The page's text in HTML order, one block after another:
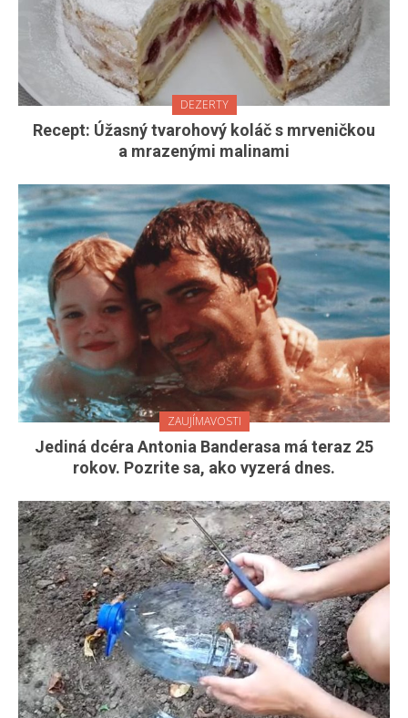
DEZERTY
Recept: Úžasný tvarohový koláč s mrveničkou
a mrazenými malinami
ZAUJÍMAVOSTI
Jediná dcéra Antonia Banderasa má teraz 25
rokov. Pozrite sa, ako vyzerá dnes.